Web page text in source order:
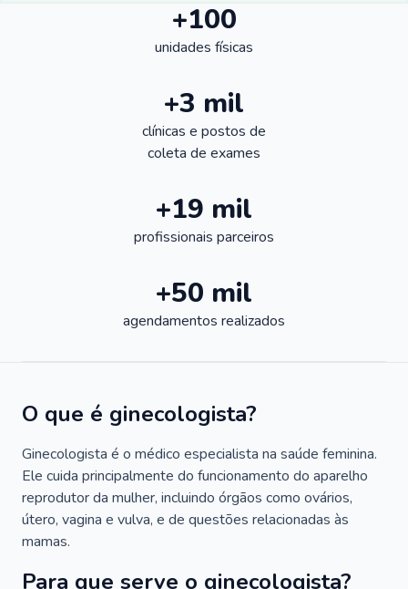
+100
unidades físicas
+3 mil
clínicas e postos de
coleta de exames
+19 mil
profissionais parceiros
+50 mil
agendamentos realizados
O que é ginecologista?
Ginecologista é o médico especialista na saúde feminina.
Ele cuida principalmente do funcionamento do aparelho
reprodutor da mulher, incluindo órgãos como ovários,
útero, vagina e vulva, e de questões relacionadas às
mamas.
Para que serve o ginecologista?